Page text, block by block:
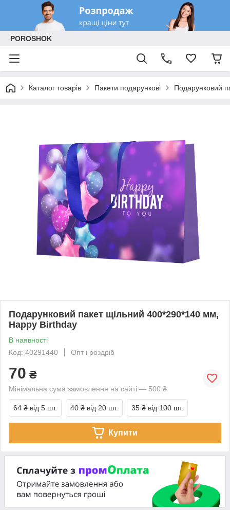
POROSHOK
Каталог товарів Пакети подарункові Подарунковий
Подарунковий пакет щільний 400*290*140 мм,
Happy Birthday
В наявності
Код: 40291440
Опт і роздріб
70 ₴
Мінімальна сума замовлення на сайті — 500 ₴
64 ₴ від 5 шт. 40 ₴ від 20 шт. 35 ₴ від 100 шт.
Купити